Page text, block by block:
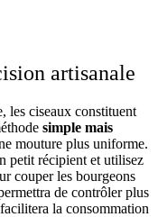
artisanale
les ciseaux constituent
simple mais
mouture plus uniforme.
petit récipient et utilisez
couper les bourgeons
de contrôler plus
la consommation